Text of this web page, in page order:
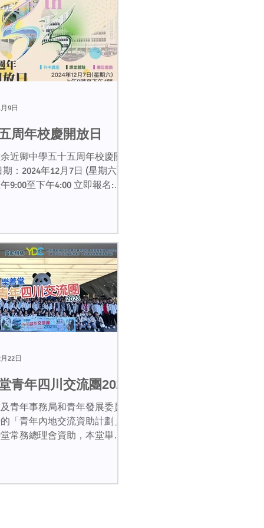
周年校慶開放日
近卿中學五十五周年校慶開
：2024年12月7日 (星期六) 時
9:00至下午4:00 立即報名:
9日
青年四川交流團2023
青年事務局和青年發展委員
「青年內地交流資助計劃」
常務總理會資助，本堂舉辦
22日